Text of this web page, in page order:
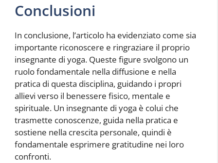
Conclusioni
In conclusione, l’articolo ha evidenziato come sia
importante riconoscere e ringraziare il proprio
insegnante di yoga. Queste figure svolgono un
ruolo fondamentale nella diffusione e nella
pratica di questa disciplina, guidando i propri
allievi verso il benessere fisico, mentale e
spirituale. Un insegnante di yoga è colui che
trasmette conoscenze, guida nella pratica e
sostiene nella crescita personale, quindi è
fondamentale esprimere gratitudine nei loro
confronti.